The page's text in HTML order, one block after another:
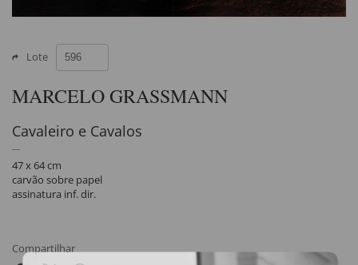
Lote
MARCELO GRASSMANN
Cavaleiro e Cavalos
47 x 64 cm
carvão sobre papel
assinatura inf. dir.
Compartilhar